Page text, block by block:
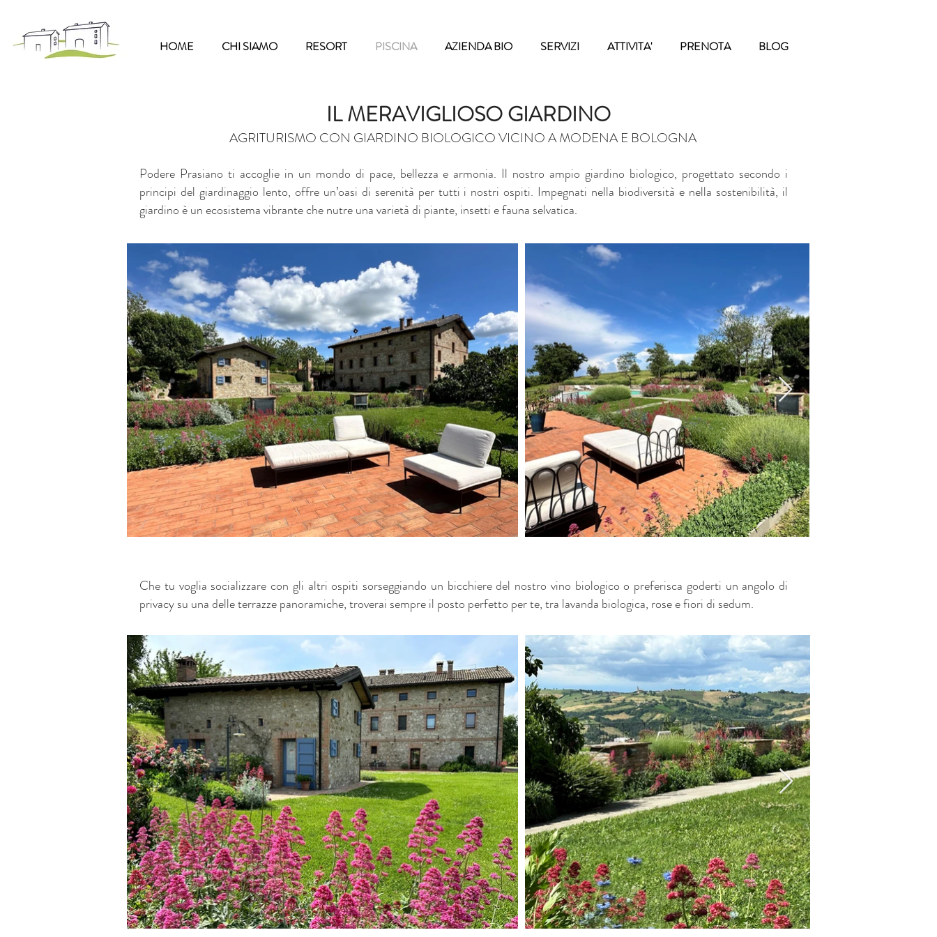
HOME CHI SIAMO RESORT PISCINA AZIENDA BIO SERVIZI ATTIVITA' PRENOTA BLOG
IL MERAVIGLIOSO GIARDINO
AGRITURISMO CON GIARDINO BIOLOGICO VICINO A MODENA E BOLOGNA
Podere Prasiano ti accoglie in un mondo di pace, bellezza e armonia. Il nostro ampio giardino biologico, progettato secondo i
principi del giardinaggio lento, offre un’oasi di serenità per tutti i nostri ospiti. Impegnati nella biodiversità e nella sostenibilità, il
giardino è un ecosistema vibrante che nutre una varietà di piante, insetti e fauna selvatica.
Che tu voglia socializzare con gli altri ospiti sorseggiando un bicchiere del nostro vino biologico o preferisca goderti un angolo di
privacy su una delle terrazze panoramiche, troverai sempre il posto perfetto per te, tra lavanda biologica, rose e fiori di sedum.